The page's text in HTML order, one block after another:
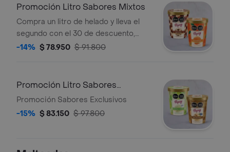
Promoción Litro Sabores Mixtos
Compra un litro de helado y lleva el
segundo con el 30 de descuento,
sabores surtidos
-14% $ 78.950 $ 91.800
Promoción Litro Sabores
Exclusivos
Promoción Sabores Exclusivos
-15% $ 83.150 $ 97.800